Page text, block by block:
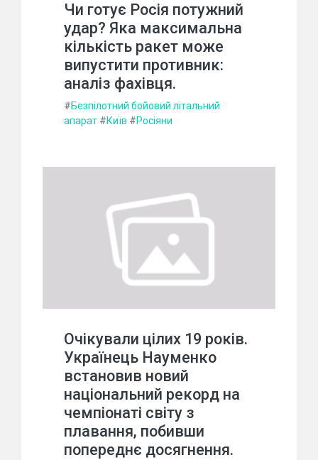
Чи готує Росія потужний
удар? Яка максимальна
кількість ракет може
випустити противник:
аналіз фахівця.
#Безпілотний бойовий літальний
апарат #Київ #Росіяни
Очікували цілих 19 років.
Українець Науменко
встановив новий
національний рекорд на
чемпіонаті світу з
плавання, побивши
попереднє досягнення.